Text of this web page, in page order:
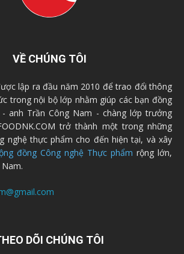
VỀ CHÚNG TÔI
lập ra đầu năm 2010 để trao đổi thông
trong nội bộ lớp nhằm giúp các bạn đồng
anh Trần Công Nam - chàng lớp trưởng
trở thành một trong những
nghệ thực phẩm cho đến hiện tại, và xây
đồng Công nghệ Thực phẩm rộng lớn,
DÕI CHÚNG TÔI